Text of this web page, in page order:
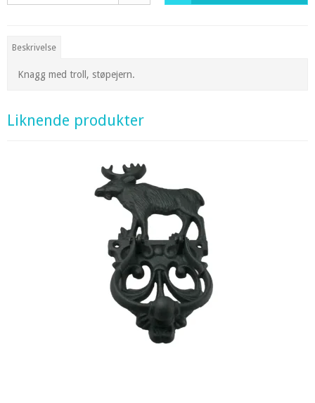
Beskrivelse
Knagg med troll, støpejern.
Liknende produkter